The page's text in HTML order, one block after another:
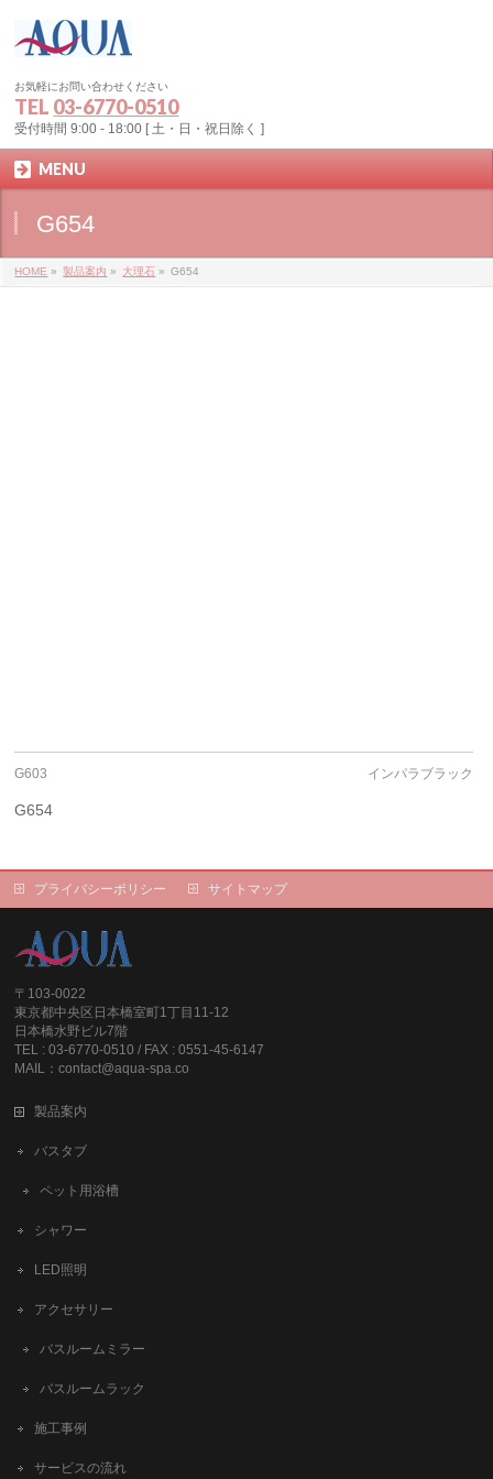
お気軽にお問い合わせください
TEL 03-6770-0510
受付時間 9:00 - 18:00 [ 土・日・祝日除く ]
MENU
G654
HOME » 製品案内 » 大理石 » G654
G603 インパラブラック
G654
プライバシーポリシー サイトマップ
〒103-0022
東京都中央区日本橋室町1丁目11-12
日本橋水野ビル7階
TEL : 03-6770-0510 / FAX : 0551-45-6147
MAIL：contact@aqua-spa.co
製品案内
バスタブ
ペット用浴槽
シャワー
LED照明
アクセサリー
バスルームミラー
バスルームラック
施工事例
サービスの流れ